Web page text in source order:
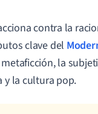
contra la
clave del
la
y la cultura pop.